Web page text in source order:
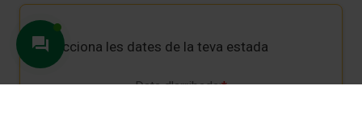
Selecciona les dates de la teva estada
Data d'arribada:*